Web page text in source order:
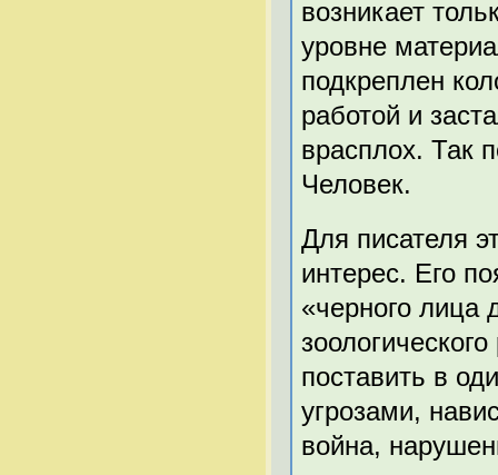
возникает
уровне
подкреплен
работой и
врасплох. Так
Человек.
Для писателя
интерес. Его
«черного лица
поставить в
угрозами,
война,